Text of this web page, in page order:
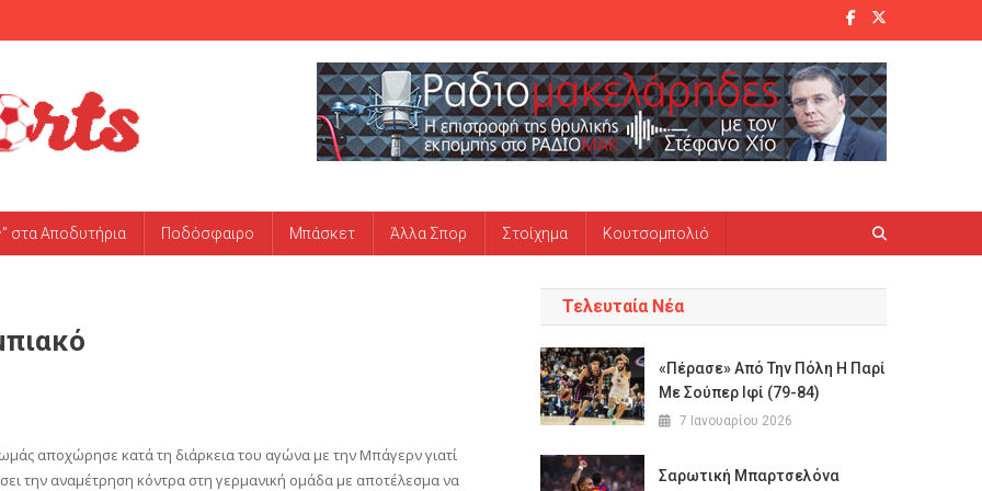
στα Αποδυτήρια Ποδόσφαιρο Μπάσκετ Άλλα Σπορ Στοίχημα Κουτσομπολιό
αποχώρησε κατά τη διάρκεια του αγώνα με την Μπάγερν γιατί
την αναμέτρηση κόντρα στη γερμανική ομάδα με αποτέλεσμα να
Τελευταία Νέα
«Πέρασε» Από Την Πόλη Η Παρί
Με Σούπερ Ιφί (79-84)
7 Ιανουαρίου 2026
Σαρωτική Μπαρτσελόνα